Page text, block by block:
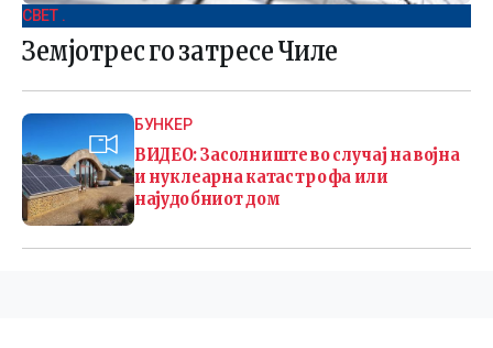
СВЕТ .
Земјотрес го затресе Чиле
БУНКЕР
ВИДЕО: Засолниште во случај на војна
и нуклеарна катастрофа или
најудобниот дом